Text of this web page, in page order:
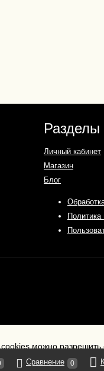
Разделы
Личный кабинет
Магазин
Блог
Сравнение 0
можно разрешить